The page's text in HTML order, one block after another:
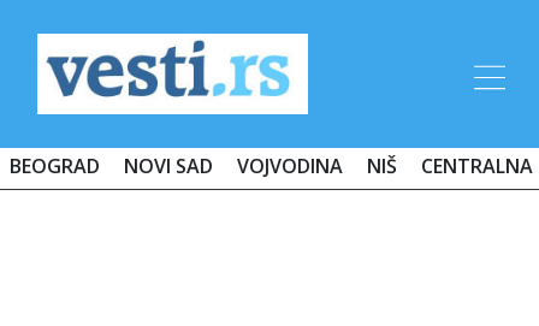
BEOGRAD NOVI SAD VOJVODINA NIŠ CENTRALNA